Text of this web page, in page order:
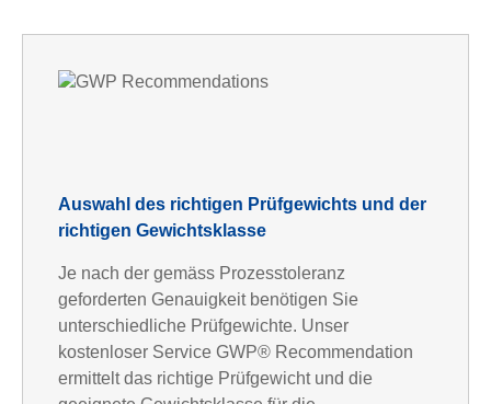
Auswahl des richtigen Prüfgewichts und der
richtigen Gewichtsklasse
Je nach der gemäss Prozesstoleranz
geforderten Genauigkeit benötigen Sie
unterschiedliche Prüfgewichte. Unser
kostenloser Service GWP® Recommendation
ermittelt das richtige Prüfgewicht und die